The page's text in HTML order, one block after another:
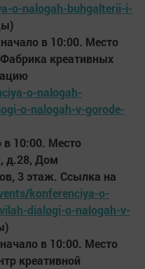
o-nalogah-buhgalterii-i-
в 10:00. Место
креативных
o-nalogah-
o-nalogah-v-gorode-
в 10:00. Место
д.28, Дом
3 этаж. Ссылка на
konferenciya-o-
dialogi-o-nalogah-v-
в 10:00. Место
креативной